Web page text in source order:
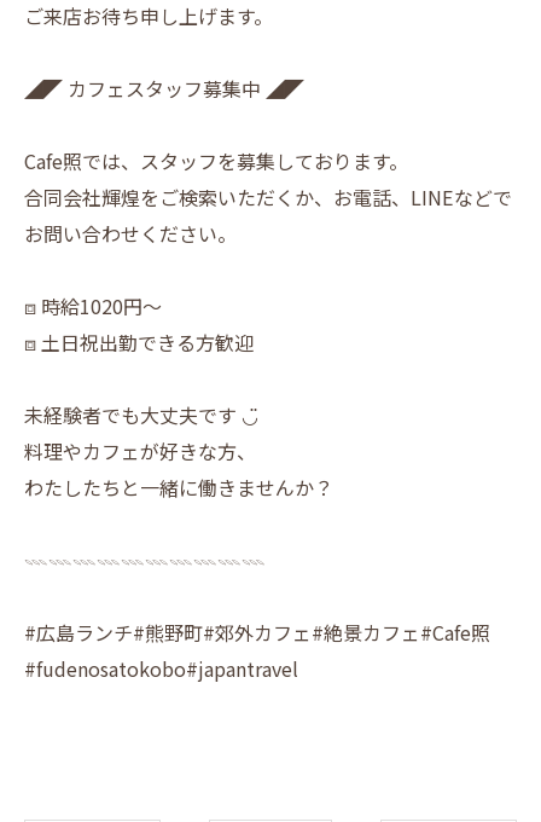
ご来店お待ち申し上げます。
◢◤ カフェスタッフ募集中 ◢◤
Cafe照では、スタッフを募集しております。
合同会社輝煌をご検索いただくか、お電話、LINEなどで
お問い合わせください。
⧈ 時給1020円〜
⧈ 土日祝出勤できる方歓迎
未経験者でも大丈夫です ◡̈
料理やカフェが好きな方、
わたしたちと一緒に働きませんか？
𓇠𓇠𓇠𓇠𓇠𓇠𓇠𓇠𓇠𓇠
#広島ランチ#熊野町#郊外カフェ#絶景カフェ#Cafe照
#fudenosatokobo#japantravel